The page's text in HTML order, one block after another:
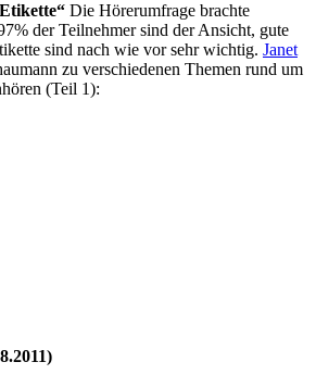
Die Hörerumfrage brachte
der Teilnehmer sind der Ansicht, gute
sind nach wie vor sehr wichtig. Janet
zu verschiedenen Themen rund um
(Teil 1):